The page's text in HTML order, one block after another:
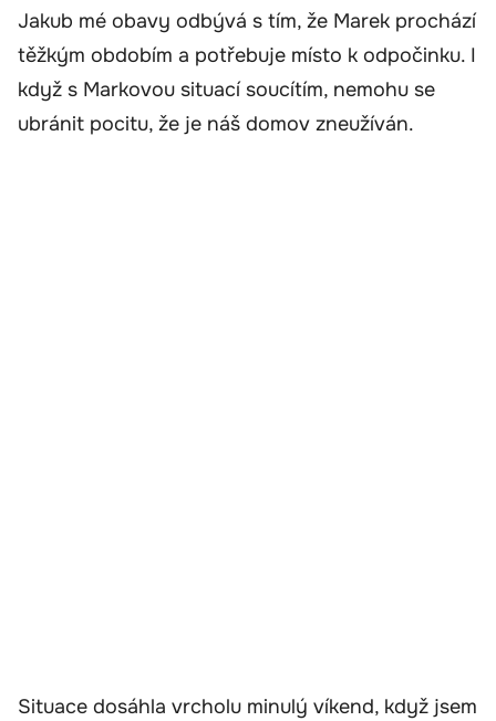
Jakub mé obavy odbývá s tím, že Marek prochází
těžkým obdobím a potřebuje místo k odpočinku. I
když s Markovou situací soucítím, nemohu se
ubránit pocitu, že je náš domov zneužíván.
Situace dosáhla vrcholu minulý víkend, když jsem